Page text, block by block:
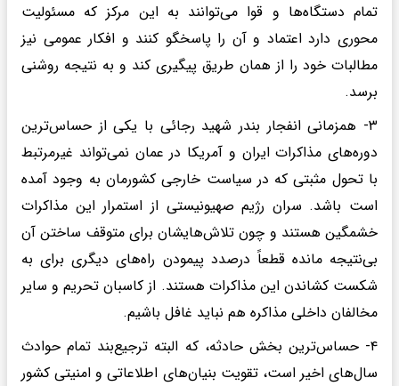
تمام دستگاه‌ها و قوا می‌توانند به این مرکز که مسئولیت
محوری دارد اعتماد و آن را پاسخگو کنند و افکار عمومی نیز
مطالبات خود را از همان طریق پیگیری کند و به نتیجه روشنی
برسد.
۳- همزمانی انفجار بندر شهید رجائی با یکی از حساس‌ترین
دوره‌های مذاکرات ایران و آمریکا در عمان نمی‌تواند غیرمرتبط
با تحول مثبتی که در سیاست خارجی کشورمان به وجود آمده
است باشد. سران رژیم صهیونیستی از استمرار این مذاکرات
خشمگین هستند و چون تلاش‌هایشان برای متوقف ساختن آن
بی‌نتیجه مانده قطعاً درصدد پیمودن راه‌های دیگری برای به
شکست کشاندن این مذاکرات هستند. از کاسبان تحریم و سایر
مخالفان داخلی مذاکره هم نباید غافل باشیم.
۴- حساس‌ترین بخش‌ حادثه، که البته ترجیع‌بند تمام حوادث
سال‌های اخیر است، تقویت بنیان‌های اطلاعاتی و امنیتی کشور